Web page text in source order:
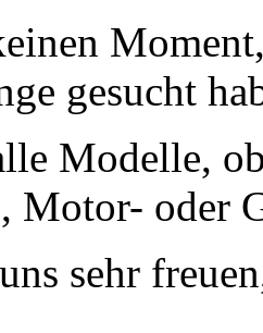
gesucht
Modelle,
Motor- oder
sehr